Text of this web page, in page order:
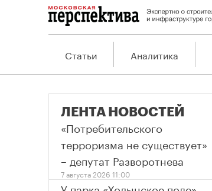
Статьи Аналитика
ЛЕНТА НОВОСТЕЙ
«Потребительского
терроризма не существует»
– депутат Разворотнева
7 августа 2026 11:00